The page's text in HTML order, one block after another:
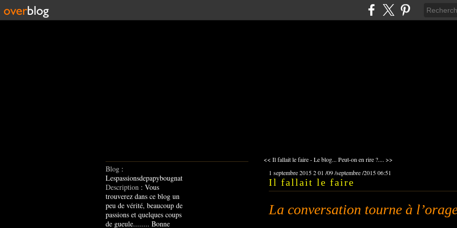
Blog :
Lespassionsdepapybougnat
Description : Vous
trouverez dans ce blog un
peu de vérité, beaucoup de
passions et quelques coups
de gueule........ Bonne
<< Il fallait le faire - Le blog... Peut-on en rire ?.... >>
1 septembre 2015201 /09/septembre/201506:51
Il fallait le faire
La conversation tourne à